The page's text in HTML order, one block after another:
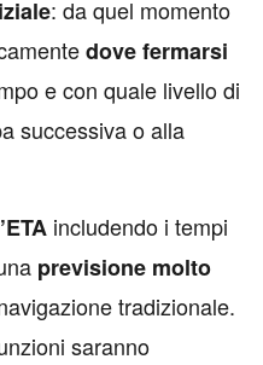
: da quel momento
dove fermarsi
e con quale livello di
successiva o alla
includendo i tempi
previsione molto
tradizionale.
saranno